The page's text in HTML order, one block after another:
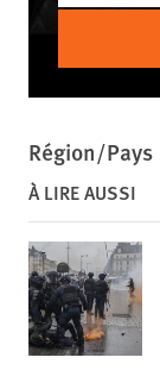
Région/Pays
À LIRE AUSSI